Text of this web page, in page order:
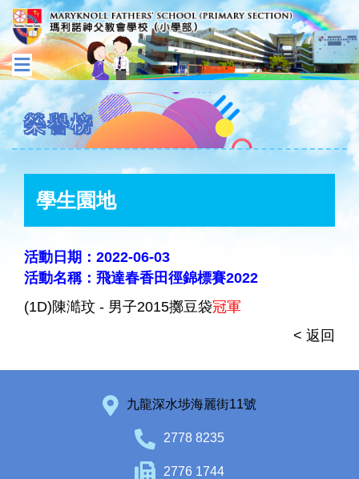
榮譽榜
學生園地
活動日期：2022-06-03
活動名稱：飛達春香田徑錦標賽2022
(1D)陳澔玟 - 男子2015擲豆袋冠軍
< 返回
九龍深水埗海麗街11號
2778 8235
2776 1744